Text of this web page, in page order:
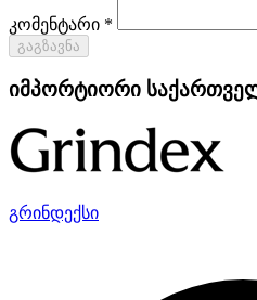
კომენტარი *
გაგზავნა
იმპორტიორი
გრინდექსი